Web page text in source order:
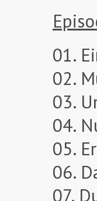
01.
02.
03.
04.
05.
06.
07.